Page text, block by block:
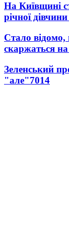
На Київщині
річної дівчини
Стало відомо,
скаржаться
Зеленський
"але"7014